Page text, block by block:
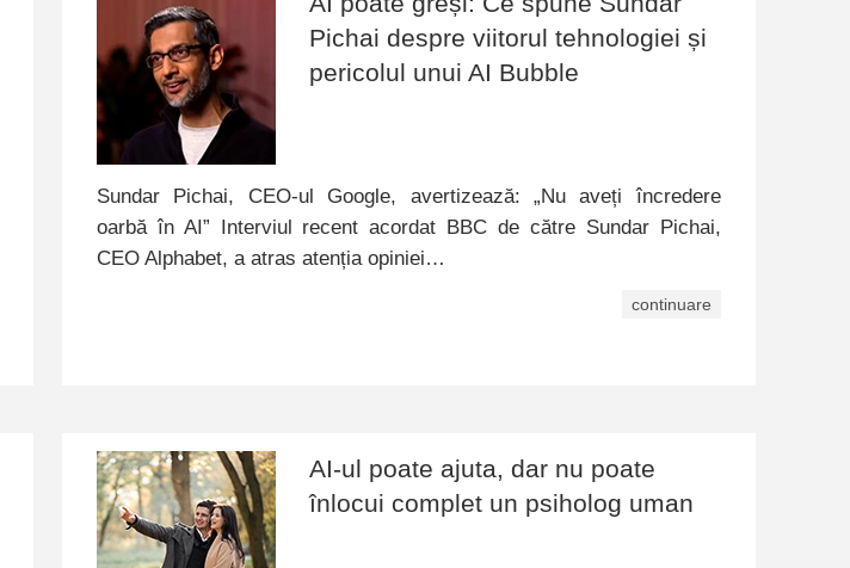
Pichai despre viitorul tehnologiei și
pericolul unui AI Bubble
Sundar Pichai, CEO-ul Google, avertizează: „Nu aveți încredere
oarbă în AI” Interviul recent acordat BBC de către Sundar Pichai,
CEO Alphabet, a atras atenția opiniei…
continuare
AI-ul poate ajuta, dar nu poate
înlocui complet un psiholog uman